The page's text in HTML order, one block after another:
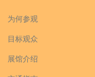
为何参观
目标观众
展馆介绍